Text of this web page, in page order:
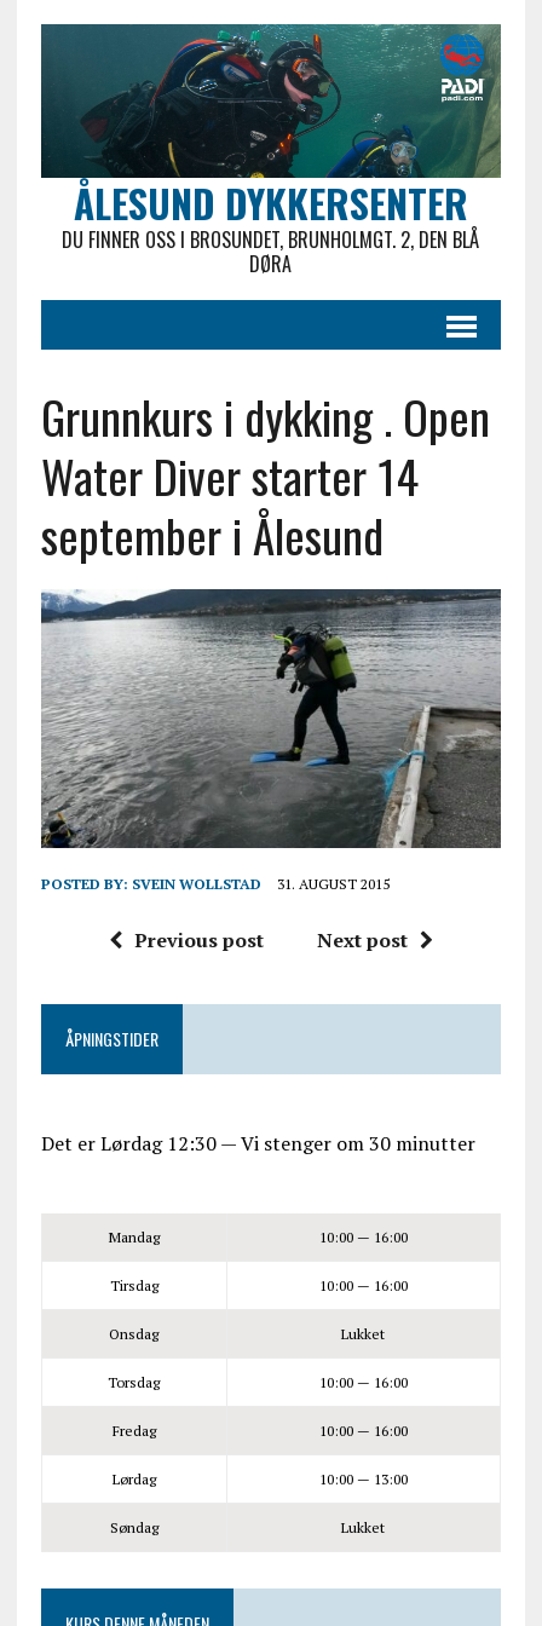
ÅLESUND DYKKERSENTER
DU FINNER OSS I BROSUNDET, BRUNHOLMGT. 2, DEN BLÅ
DØRA
Grunnkurs i dykking . Open
Water Diver starter 14
september i Ålesund
POSTED BY: SVEIN WOLLSTAD 31. AUGUST 2015
Previous post Next post
ÅPNINGSTIDER
Det erLørdag12:30—Vi stenger om 30 minutter
Mandag 10:00 — 16:00
Tirsdag 10:00 — 16:00
Onsdag Lukket
Torsdag 10:00 — 16:00
Fredag 10:00 — 16:00
Lørdag 10:00 — 13:00
Søndag Lukket